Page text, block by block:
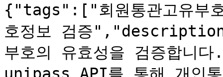
{"tags":["회원통관고유부
호정보 검증
부호의 유효성을 검증합